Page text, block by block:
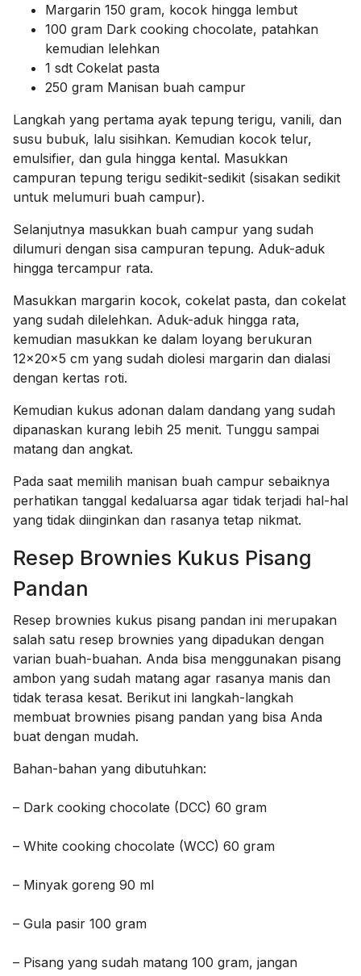
Margarin 150 gram, kocok hingga lembut
100 gram Dark cooking chocolate, patahkan
kemudian lelehkan
1 sdt Cokelat pasta
250 gram Manisan buah campur
Langkah yang pertama ayak tepung terigu, vanili, dan
susu bubuk, lalu sisihkan. Kemudian kocok telur,
emulsifier, dan gula hingga kental. Masukkan
campuran tepung terigu sedikit-sedikit (sisakan sedikit
untuk melumuri buah campur).
Selanjutnya masukkan buah campur yang sudah
dilumuri dengan sisa campuran tepung. Aduk-aduk
hingga tercampur rata.
Masukkan margarin kocok, cokelat pasta, dan cokelat
yang sudah dilelehkan. Aduk-aduk hingga rata,
kemudian masukkan ke dalam loyang berukuran
12x20x5 cm yang sudah diolesi margarin dan dialasi
dengan kertas roti.
Kemudian kukus adonan dalam dandang yang sudah
dipanaskan kurang lebih 25 menit. Tunggu sampai
matang dan angkat.
Pada saat memilih manisan buah campur sebaiknya
perhatikan tanggal kedaluarsa agar tidak terjadi hal-hal
yang tidak diinginkan dan rasanya tetap nikmat.
Resep Brownies Kukus Pisang
Pandan
Resep brownies kukus pisang pandan ini merupakan
salah satu resep brownies yang dipadukan dengan
varian buah-buahan. Anda bisa menggunakan pisang
ambon yang sudah matang agar rasanya manis dan
tidak terasa kesat. Berikut ini langkah-langkah
membuat brownies pisang pandan yang bisa Anda
buat dengan mudah.
Bahan-bahan yang dibutuhkan:
– Dark cooking chocolate (DCC) 60 gram
– White cooking chocolate (WCC) 60 gram
– Minyak goreng 90 ml
– Gula pasir 100 gram
– Pisang yang sudah matang 100 gram, jangan